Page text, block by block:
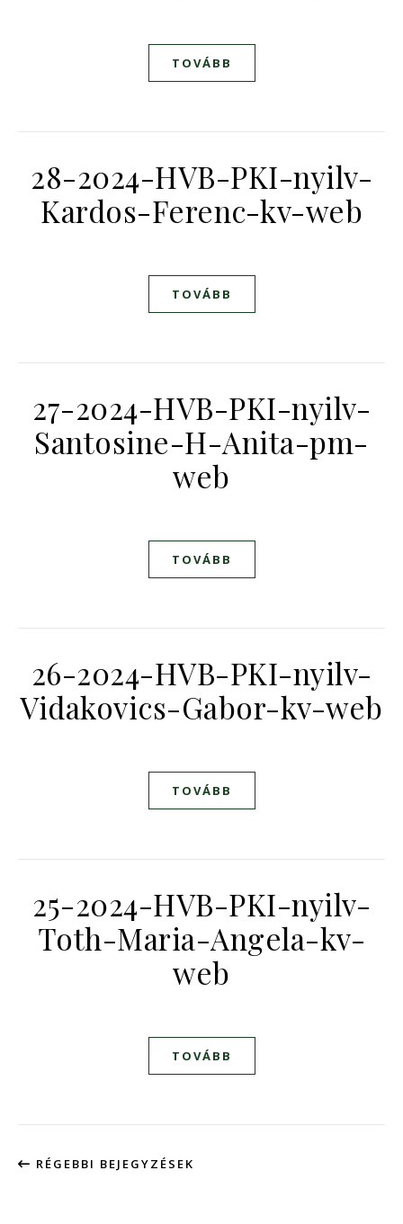
TOVÁBB
28-2024-HVB-PKI-nyilv-
Kardos-Ferenc-kv-web
TOVÁBB
27-2024-HVB-PKI-nyilv-
Santosine-H-Anita-pm-
web
TOVÁBB
26-2024-HVB-PKI-nyilv-
Vidakovics-Gabor-kv-web
TOVÁBB
25-2024-HVB-PKI-nyilv-
Toth-Maria-Angela-kv-
web
TOVÁBB
RÉGEBBI BEJEGYZÉSEK